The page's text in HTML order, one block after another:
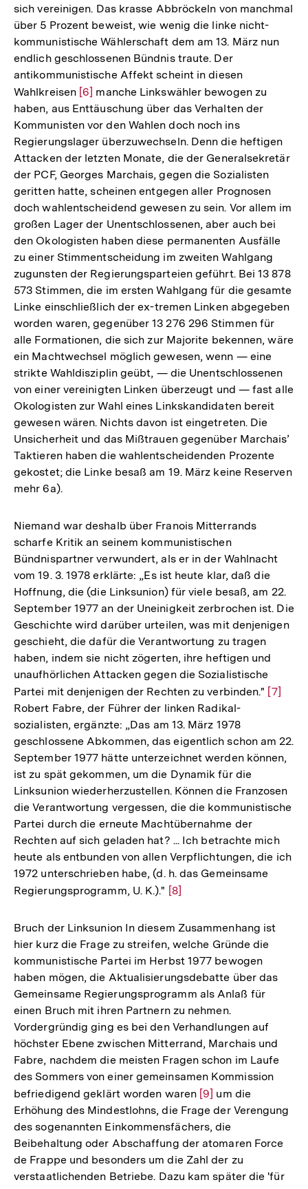
sich vereinigen. Das krasse Abbröckeln von manchmal
über 5 Prozent beweist, wie wenig die linke nicht-
kommunistische Wählerschaft dem am 13. März nun
endlich geschlossenen Bündnis traute. Der
antikommunistische Affekt scheint in diesen
Wahlkreisen Zur
Auflösung
der
Fußnote
[6] manche Linkswähler bewogen zu
haben, aus Enttäuschung über das Verhalten der
Kommunisten vor den Wahlen doch noch ins
Regierungslager überzuwechseln. Denn die heftigen
Attacken der letzten Monate, die der Generalsekretär
der PCF, Georges Marchais, gegen die Sozialisten
geritten hatte, scheinen entgegen aller Prognosen
doch wahlentscheidend gewesen zu sein. Vor allem im
großen Lager der Unentschlossenen, aber auch bei
den Okologisten haben diese permanenten Ausfälle
zu einer Stimmentscheidung im zweiten Wahlgang
zugunsten der Regierungsparteien geführt. Bei 13 878
573 Stimmen, die im ersten Wahlgang für die gesamte
Linke einschließlich der ex-tremen Linken abgegeben
worden waren, gegenüber 13 276 296 Stimmen für
alle Formationen, die sich zur Majorite bekennen, wäre
ein Machtwechsel möglich gewesen, wenn — eine
strikte Wahldisziplin geübt, — die Unentschlossenen
von einer vereinigten Linken überzeugt und — fast alle
Okologisten zur Wahl eines Linkskandidaten bereit
gewesen wären. Nichts davon ist eingetreten. Die
Unsicherheit und das Mißtrauen gegenüber Marchais’
Taktieren haben die wahlentscheidenden Prozente
gekostet; die Linke besaß am 19. März keine Reserven
mehr 6a).
Niemand war deshalb über Franois Mitterrands
scharfe Kritik an seinem kommunistischen
Bündnispartner verwundert, als er in der Wahlnacht
vom 19. 3. 1978 erklärte: „Es ist heute klar, daß die
Hoffnung, die (die Linksunion) für viele besaß, am 22.
September 1977 an der Uneinigkeit zerbrochen ist. Die
Geschichte wird darüber urteilen, was mit denjenigen
geschieht, die dafür die Verantwortung zu tragen
haben, indem sie nicht zögerten, ihre heftigen und
unaufhörlichen Attacken gegen die Sozialistische
Partei mit denjenigen der Rechten zu verbinden." Zur
[7]
Robert Fabre, der Führer der linken Radikal-
sozialisten, ergänzte: „Das am 13. März 1978
geschlossene Abkommen, das eigentlich schon am 22.
September 1977 hätte unterzeichnet werden können,
ist zu spät gekommen, um die Dynamik für die
Linksunion wiederherzustellen. Können die Franzosen
die Verantwortung vergessen, die die kommunistische
Partei durch die erneute Machtübernahme der
Rechten auf sich geladen hat? ... Ich betrachte mich
heute als entbunden von allen Verpflichtungen, die ich
1972 unterschrieben habe, (d. h. das Gemeinsame
Regierungsprogramm, U. K.)." Zur
der
Fußnote
[8]
Bruch der Linksunion In diesem Zusammenhang ist
hier kurz die Frage zu streifen, welche Gründe die
kommunistische Partei im Herbst 1977 bewogen
haben mögen, die Aktualisierungsdebatte über das
Gemeinsame Regierungsprogramm als Anlaß für
einen Bruch mit ihren Partnern zu nehmen.
Vordergründig ging es bei den Verhandlungen auf
höchster Ebene zwischen Mitterrand, Marchais und
Fabre, nachdem die meisten Fragen schon im Laufe
des Sommers von einer gemeinsamen Kommission
befriedigend geklärt worden waren Zur
Auflösung
der
Fußnote
[9] um die
Erhöhung des Mindestlohns, die Frage der Verengung
des sogenannten Einkommensfächers, die
Beibehaltung oder Abschaffung der atomaren Force
de Frappe und besonders um die Zahl der zu
verstaatlichenden Betriebe. Dazu kam später die 'für